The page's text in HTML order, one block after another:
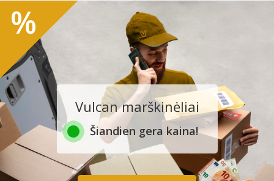
Vulcan marškinėliai
Šiandien gera kaina!
%